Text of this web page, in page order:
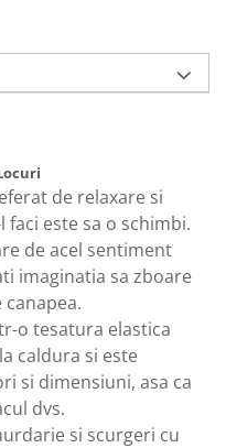
de relaxare si
este sa o schimbi.
de acel sentiment
imaginatia sa zboare
o tesatura elastica
caldura si este
si dimensiuni, asa ca
dvs.
si scurgeri cu